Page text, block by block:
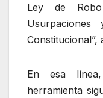
Ley de
Constitucional”,
En esa
herramienta